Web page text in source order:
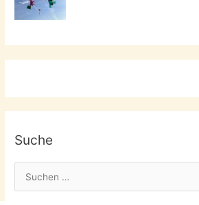
Suche
u